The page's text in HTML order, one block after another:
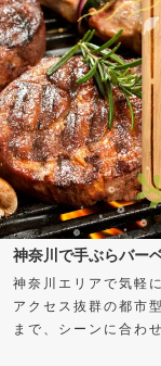
神奈川で手ぶらバー
神奈川エリアで気軽
アクセス抜群の都市
まで、シーンに合わ